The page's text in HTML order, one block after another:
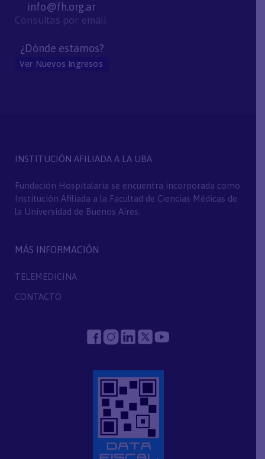
info@fh.org.ar
Consultas por email.
¿Dónde estamos?
Ver Nuevos Ingresos
INSTITUCIÓN AFILIADA A LA UBA
Fundación Hospitalaria se encuentra incorporada como
Institución Afiliada a la Facultad de Ciencias Médicas de
la Universidad de Buenos Aires.
MÁS INFORMACIÓN
TELEMEDICINA
CONTACTO